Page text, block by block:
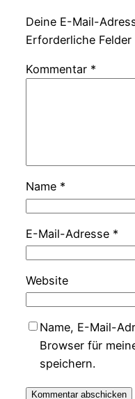
Deine E-Mail-
Erforderliche
Kommentar *
Name *
E-Mail-Adresse *
Website
Name, E-Mail-
Browser für
speichern.